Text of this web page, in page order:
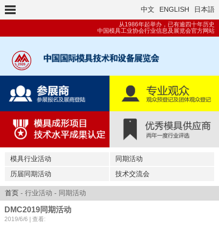
中文 ENGLISH 日本語
从1986年起举办，已有逾四十年历史
中国模具工业协会行业信息及展览会官方网站
模具行业活动 同期活动
历届同期活动 技术交流会
首页 - 行业活动 - 同期活动
DMC2019同期活动
2019/6/6 | 查看: